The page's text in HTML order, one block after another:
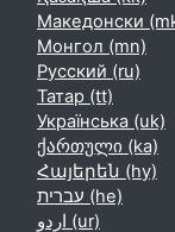
Македонски
Монгол ‎(mn)‎
Русский ‎(ru)‎
Татар ‎(tt)‎
Українська ‎(uk)‎
ქართული ‎(ka)‎
Հայերեն ‎(hy)‎
עברית ‎(he)‎
اردو ‎(ur)‎